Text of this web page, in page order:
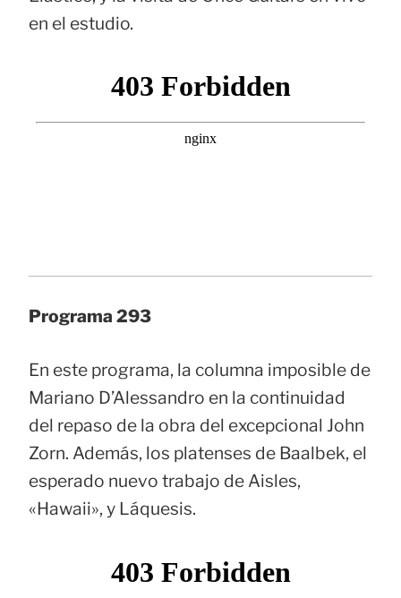
en el estudio.
Programa 293
En este programa, la columna imposible de
Mariano D’Alessandro en la continuidad
del repaso de la obra del excepcional John
Zorn. Además, los platenses de Baalbek, el
esperado nuevo trabajo de Aisles,
«Hawaii», y Láquesis.